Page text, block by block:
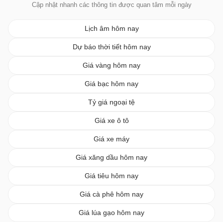
Cập nhật nhanh các thông tin được quan tâm mỗi ngày
Lịch âm hôm nay
Dự báo thời tiết hôm nay
Giá vàng hôm nay
Giá bạc hôm nay
Tỷ giá ngoại tệ
Giá xe ô tô
Giá xe máy
Giá xăng dầu hôm nay
Giá tiêu hôm nay
Giá cà phê hôm nay
Giá lúa gạo hôm nay